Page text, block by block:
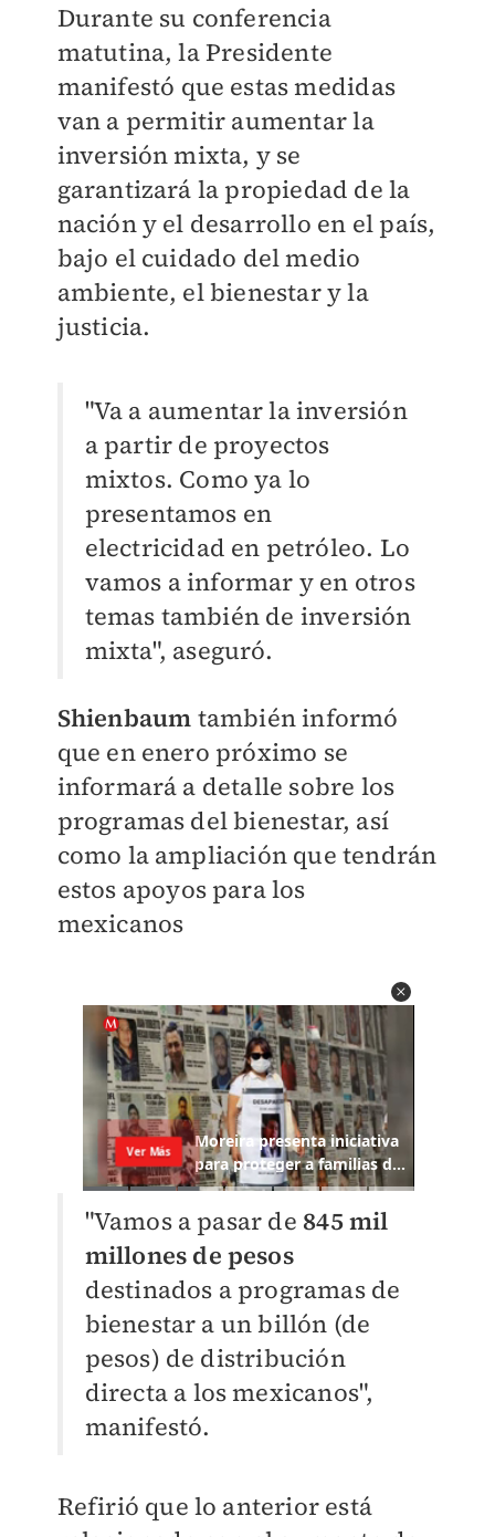
​Durante su conferencia
matutina, la Presidente
manifestó que estas medidas
van a permitir aumentar la
inversión mixta, y se
garantizará la propiedad de la
nación y el desarrollo en el país,
bajo el cuidado del medio
ambiente, el bienestar y la
justicia.
"Va a aumentar la inversión
a partir de proyectos
mixtos. Como ya lo
presentamos en
electricidad en petróleo. Lo
vamos a informar y en otros
temas también de inversión
mixta", aseguró.
Shienbaum también informó
que en enero próximo se
informará a detalle sobre los
programas del bienestar, así
como la ampliación que tendrán
estos apoyos para los
mexicanos
"Vamos a pasar de 845 mil
millones de pesos
destinados a programas de
bienestar a un billón (de
pesos) de distribución
directa a los mexicanos",
manifestó.
Refirió que lo anterior está